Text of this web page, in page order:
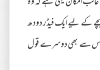
کے لیے ایک فیڈر دودھ
تو اس سے بھی دوسرے قول